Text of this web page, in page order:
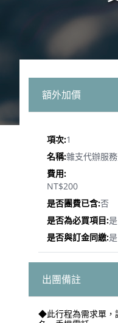
額外加價
1
雜支代辦服
NT$200
否
是
是
出團備註
◆此行程為需求單，